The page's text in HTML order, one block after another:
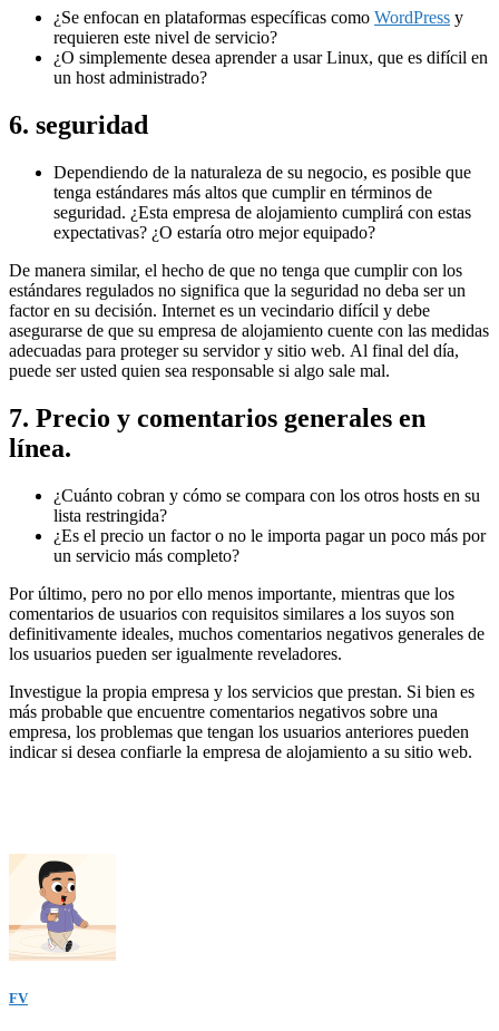
¿Se enfocan en plataformas específicas como WordPress y
requieren este nivel de servicio?
¿O simplemente desea aprender a usar Linux, que es difícil en
un host administrado?
6. seguridad
Dependiendo de la naturaleza de su negocio, es posible que
tenga estándares más altos que cumplir en términos de
seguridad. ¿Esta empresa de alojamiento cumplirá con estas
expectativas? ¿O estaría otro mejor equipado?
De manera similar, el hecho de que no tenga que cumplir con los
estándares regulados no significa que la seguridad no deba ser un
factor en su decisión. Internet es un vecindario difícil y debe
asegurarse de que su empresa de alojamiento cuente con las medidas
adecuadas para proteger su servidor y sitio web. Al final del día,
puede ser usted quien sea responsable si algo sale mal.
7. Precio y comentarios generales en
línea.
¿Cuánto cobran y cómo se compara con los otros hosts en su
lista restringida?
¿Es el precio un factor o no le importa pagar un poco más por
un servicio más completo?
Por último, pero no por ello menos importante, mientras que los
comentarios de usuarios con requisitos similares a los suyos son
definitivamente ideales, muchos comentarios negativos generales de
los usuarios pueden ser igualmente reveladores.
Investigue la propia empresa y los servicios que prestan. Si bien es
más probable que encuentre comentarios negativos sobre una
empresa, los problemas que tengan los usuarios anteriores pueden
indicar si desea confiarle la empresa de alojamiento a su sitio web.
FV